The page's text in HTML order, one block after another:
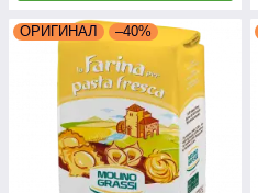
ОРИГИНАЛ –40%